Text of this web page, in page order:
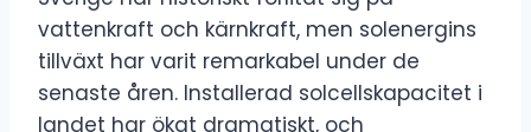
vattenkraft och kärnkraft, men solenergins
tillväxt har varit remarkabel under de
senaste åren. Installerad solcellskapacitet i
landet har ökat dramatiskt, och